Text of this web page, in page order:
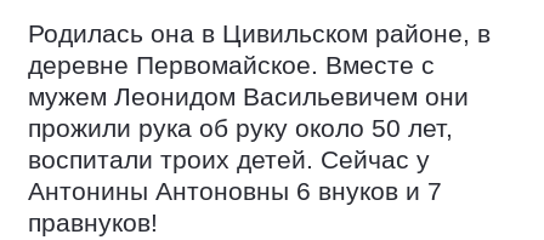
Родилась она в Цивильском районе, в
деревне Первомайское. Вместе с
мужем Леонидом Васильевичем они
прожили рука об руку около 50 лет,
воспитали троих детей. Сейчас у
Антонины Антоновны 6 внуков и 7
правнуков!